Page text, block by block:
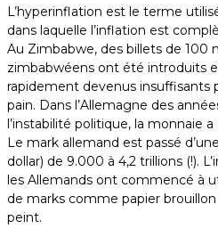
L’hyperinflation est le terme
dans laquelle l’inflation est
Au Zimbabwe, des billets de 100
zimbabwéens ont été introduits
rapidement devenus insuffisants
pain. Dans l’Allemagne des
l’instabilité politique, la monnaie
Le mark allemand est passé
dollar) de 9.000 à 4,2 trillions (!).
les Allemands ont commencé à
de marks comme papier
peint.